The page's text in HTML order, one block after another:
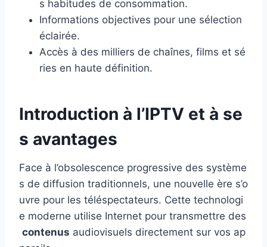
s habitudes de consommation.
Informations objectives pour une sélection
éclairée.
Accès à des milliers de chaînes, films et sé
ries en haute définition.
Introduction à l’IPTV et à se
s avantages
Face à l’obsolescence progressive des système
s de diffusion traditionnels, une nouvelle ère s’o
uvre pour les téléspectateurs. Cette technologi
e moderne utilise Internet pour transmettre des
contenus audiovisuels directement sur vos ap